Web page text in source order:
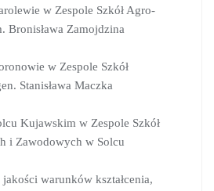
w Zespole Szkół Agro-
Bronisława Zamojdzina
w Zespole Szkół
Stanisława Maczka
Kujawskim w Zespole Szkół
i Zawodowych w Solcu
warunków kształcenia,